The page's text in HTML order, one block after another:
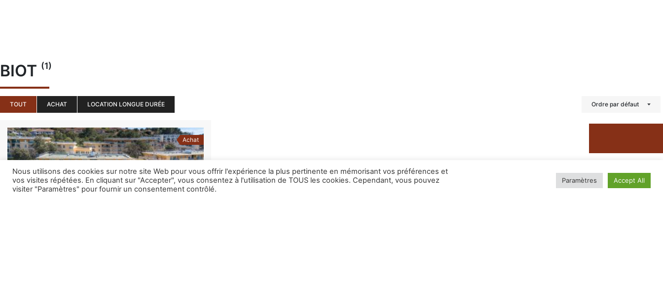
BIOT (1)
TOUT ACHAT LOCATION LONGUE DURÉE Ordre par défaut
Achat
Nous utilisons des cookies sur notre site Web pour vous offrir l'expérience la plus pertinente en mémorisant vos préférences et
vos visites répétées. En cliquant sur "Accepter", vous consentez à l'utilisation de TOUS les cookies. Cependant, vous pouvez
visiter "Paramètres" pour fournir un consentement contrôlé.
Paramètres Accept All